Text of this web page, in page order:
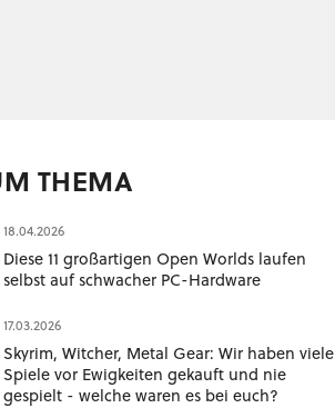
THEMA
18.04.2026
Diese 11 großartigen Open Worlds laufen
selbst auf schwacher PC-Hardware
17.03.2026
Skyrim, Witcher, Metal Gear: Wir haben viele
Spiele vor Ewigkeiten gekauft und nie
gespielt - welche waren es bei euch?